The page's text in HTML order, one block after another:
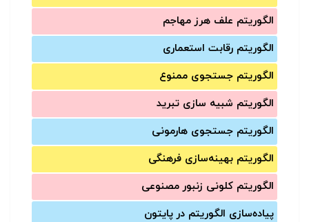
الگوریتم علف هرز مهاجم
الگوریتم رقابت استعماری
الگوریتم جستجوی ممنوع
الگوریتم شبیه سازی تبرید
الگوریتم جستجوی هارمونی
الگوریتم بهینه‌سازی فرهنگی
الگوریتم کلونی زنبور مصنوعی
پیاده‌سازی الگوریتم در پایتون